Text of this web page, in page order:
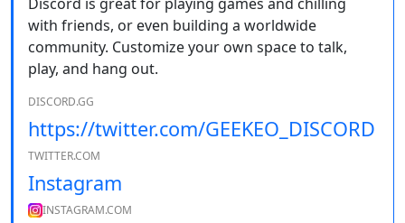
with friends, or even building a worldwide
community. Customize your own space to talk,
play, and hang out.
DISCORD.GG
https://twitter.com/GEEKEO_DISCORD
TWITTER.COM
Instagram
INSTAGRAM.COM